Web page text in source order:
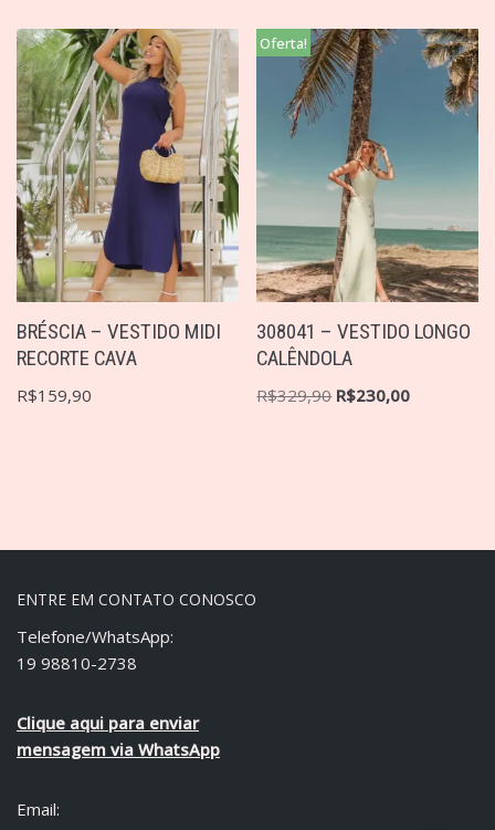
BRÉSCIA – VESTIDO MIDI
RECORTE CAVA
R$159,90
Oferta!
308041 – VESTIDO LONGO
CALÊNDOLA
R$329,90 R$230,00
ENTRE EM CONTATO CONOSCO
Telefone/WhatsApp:
19 98810-2738
Clique aqui para enviar
mensagem via WhatsApp
Email: